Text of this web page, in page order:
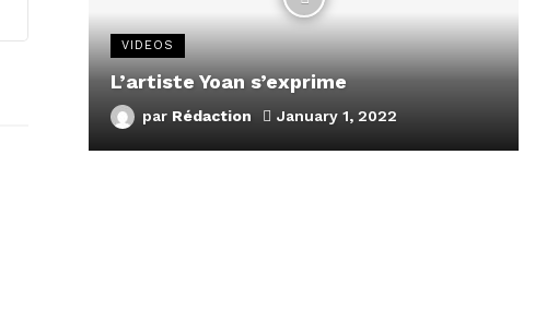
VIDEOS
L’artiste Yoan s’exprime
par Rédaction January 1, 2022